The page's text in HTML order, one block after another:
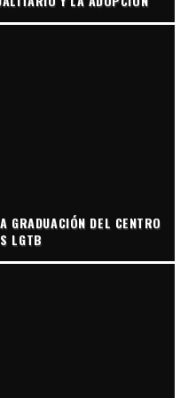
GRADUACIÓN DEL CENTRO
LGTB